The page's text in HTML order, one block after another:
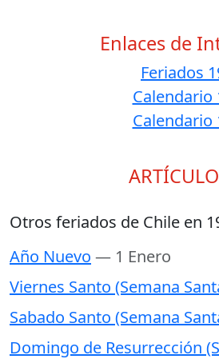
Enlaces de
Feriados
Calendario
Calendario
Otros feriados de Chile en
Año Nuevo — 1 Enero
Viernes Santo (Semana
Sabado Santo (Semana
Domingo de Resurrección